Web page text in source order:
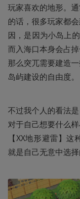
玩家喜欢的地形。
的话，很多玩家都
因，是因为小岛上
而入海口本身会占
那么突兀需要建造
岛屿建设的自由度。
不过我个人的看法
对于自己想要什么
【XX地形避雷】
就是自己无意中选择